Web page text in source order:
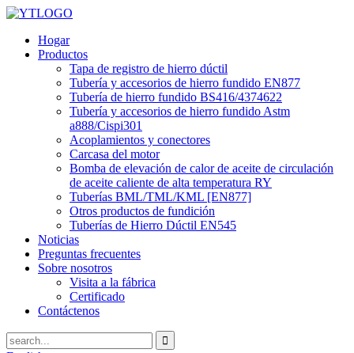
Hogar
Productos
Tapa de registro de hierro dúctil
Tubería y accesorios de hierro fundido EN877
Tubería de hierro fundido BS416/4374622
Tubería y accesorios de hierro fundido Astm
a888/Cispi301
Acoplamientos y conectores
Carcasa del motor
Bomba de elevación de calor de aceite de circulación
de aceite caliente de alta temperatura RY
Tuberías BML/TML/KML [EN877]
Otros productos de fundición
Tuberías de Hierro Dúctil EN545
Noticias
Preguntas frecuentes
Sobre nosotros
Visita a la fábrica
Certificado
Contáctenos